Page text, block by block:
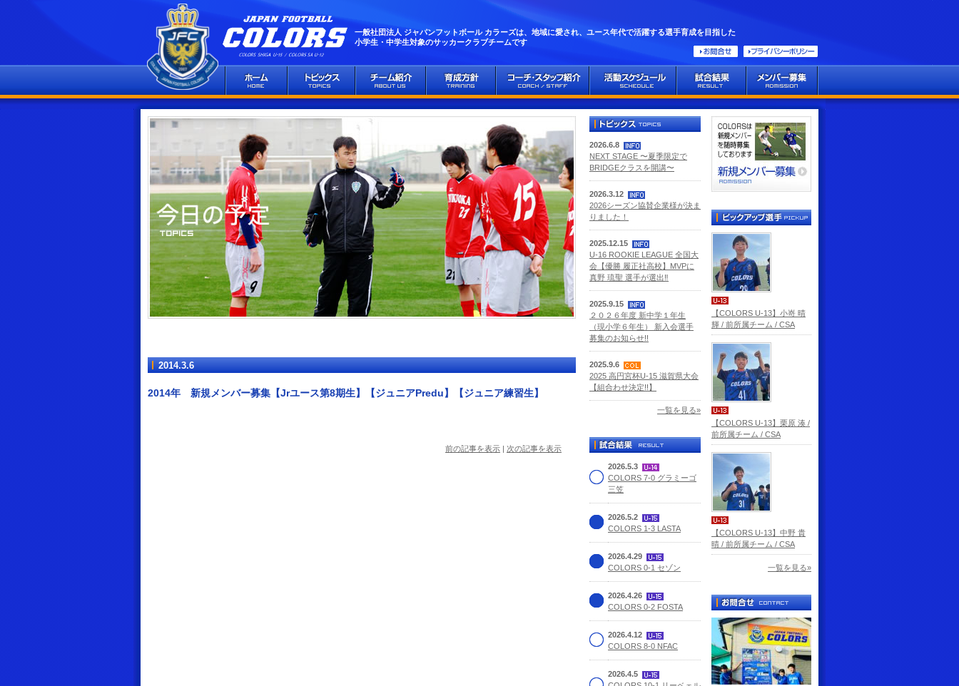
一般社団法人 ジャパンフットボール カラーズは、地域に愛され、ユース年代で活躍する選手育成を目指した
小学生・中学生対象のサッカークラブチームです
2014.3.6
2014年 新規メンバー募集【Jrユース第8期生】【ジュニアPredu】【ジュニア練習生】
前の記事を表示 | 次の記事を表示
2026.6.8
NEXT STAGE 〜夏季限定で
BRIDGEクラスを開講〜
2026.3.12
2026シーズン協賛企業様が決ま
りました！
2025.12.15
U-16 ROOKIE LEAGUE 全国大
会【優勝 履正社高校】MVPに
真野 琉聖 選手が選出‼️
2025.9.15
２０２６年度 新中学１年生
（現小学６年生） 新入会選手
募集のお知らせ!!
2025.9.6
2025 高円宮杯U-15 滋賀県大会
【組合わせ決定!!】
一覧を見る»
2026.5.3
COLORS 7-0 グラミーゴ
三笠
2026.5.2
COLORS 1-3 LASTA
2026.4.29
COLORS 0-1 セゾン
2026.4.26
COLORS 0-2 FOSTA
2026.4.12
COLORS 8-0 NFAC
2026.4.5
【COLORS U-13】小嵜 晴
輝 / 前所属チーム / CSA
【COLORS U-13】栗原 湊 /
前所属チーム / CSA
【COLORS U-13】中野 貴
晴 / 前所属チーム / CSA
一覧を見る»